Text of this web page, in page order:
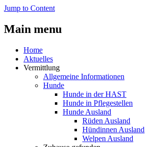
Jump to Content
Main menu
Home
Aktuelles
Vermittlung
Allgemeine Informationen
Hunde
Hunde in der HAST
Hunde in Pflegestellen
Hunde Ausland
Rüden Ausland
Hündinnen Ausland
Welpen Ausland